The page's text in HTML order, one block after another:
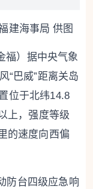
建海事局 供图
福）据中央气象
“巴威”距离关岛
位于北纬14.8
上，强度等级
的速度向西偏
防台四级应急响